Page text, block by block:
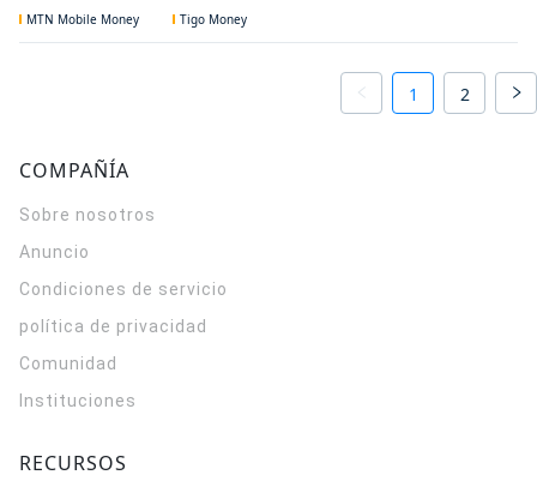
MTN Mobile Money Tigo Money
1 2
COMPAÑÍA
Sobre nosotros
Anuncio
Condiciones de servicio
política de privacidad
Comunidad
Instituciones
RECURSOS